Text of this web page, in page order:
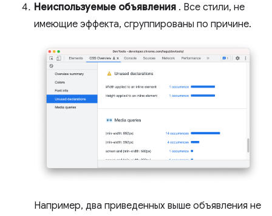
Неиспользуемые объявления . Все стили, не
имеющие эффекта, сгруппированы по причине.
Например, два приведенных выше объявления не